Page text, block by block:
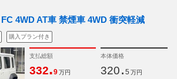
4WD AT車 禁煙車 4WD 衝突軽減
購入プラン付き
支払総額
332.9 万円
本体価格
320. 5 万円